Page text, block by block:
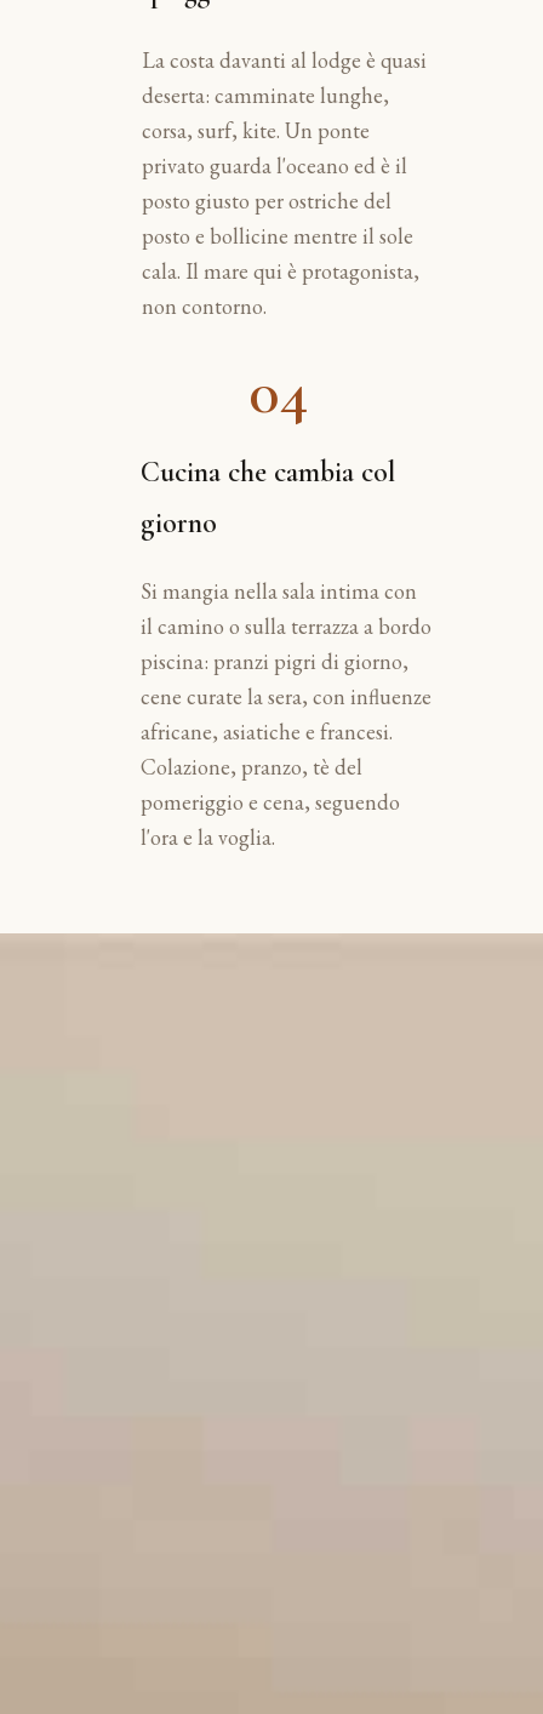
La costa davanti al lodge è quasi
deserta: camminate lunghe,
corsa, surf, kite. Un ponte
privato guarda l'oceano ed è il
posto giusto per ostriche del
posto e bollicine mentre il sole
cala. Il mare qui è protagonista,
non contorno.
04
Cucina che cambia col
giorno
Si mangia nella sala intima con
il camino o sulla terrazza a bordo
piscina: pranzi pigri di giorno,
cene curate la sera, con influenze
africane, asiatiche e francesi.
Colazione, pranzo, tè del
pomeriggio e cena, seguendo
l'ora e la voglia.